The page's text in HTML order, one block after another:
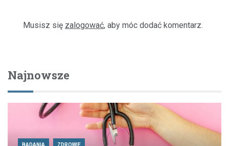
Musisz się zalogować, aby móc dodać komentarz.
Najnowsze